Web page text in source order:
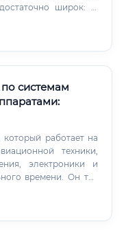
широк: ✅
лётные школы ✅
подразделения)
авиация) ✅
📌 В России
являются: АО
и «ЮТэйр»
региональные
системам
работает на
техники,
электроники и
времени. Он тот